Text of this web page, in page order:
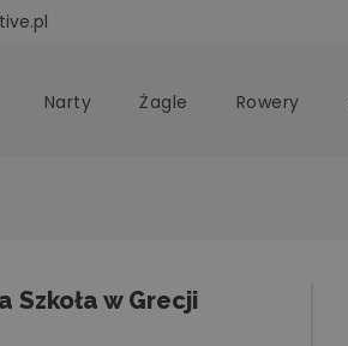
Narty Żagle Rowery
Szkoła w Grecji